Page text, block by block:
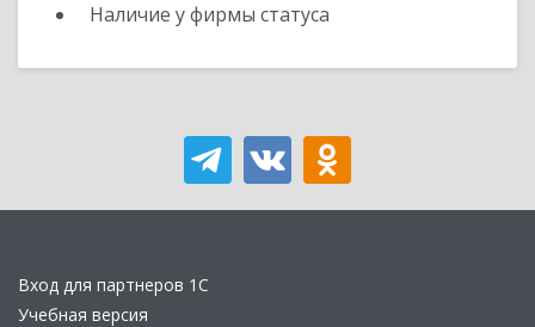
Наличие у фирмы статуса
Вход для партнеров 1С
Учебная версия